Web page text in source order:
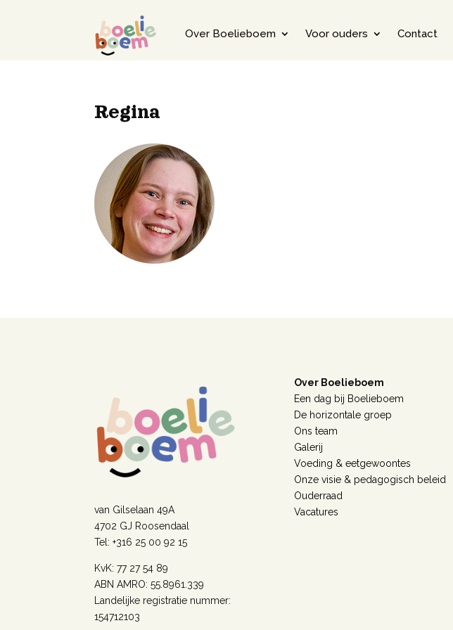
Over Boelieboem Voor ouders Contact
Regina
van Gilselaan 49A
4702 GJ Roosendaal
Tel: +316 25 00 92 15
KvK: 77 27 54 89
ABN AMRO: 55.8961.339
Landelijke registratie nummer:
154712103
Over Boelieboem
Een dag bij Boelieboem
De horizontale groep
Ons team
Galerij
Voeding & eetgewoontes
Onze visie & pedagogisch beleid
Ouderraad
Vacatures